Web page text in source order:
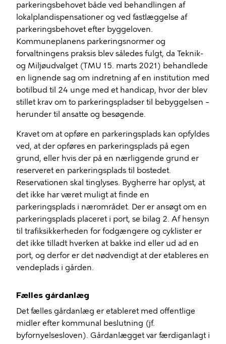
parkeringsbehovet både ved behandlingen af
lokalplandispensationer og ved fastlæggelse af
parkeringsbehovet efter byggeloven.
Kommuneplanens parkeringsnormer og
forvaltningens praksis blev således fulgt, da Teknik-
og Miljøudvalget (TMU 15. marts 2021) behandlede
en lignende sag om indretning af en institution med
botilbud til 24 unge med et handicap, hvor der blev
stillet krav om to parkeringspladser til bebyggelsen –
herunder til ansatte og besøgende.
Kravet om at opføre en parkeringsplads kan opfyldes
ved, at der opføres en parkeringsplads på egen
grund, eller hvis der på en nærliggende grund er
reserveret en parkeringsplads til bostedet.
Reservationen skal tinglyses. Bygherre har oplyst, at
det ikke har været muligt at finde en
parkeringsplads i nærområdet. Der er ansøgt om en
parkeringsplads placereti port, se bilag 2. Af hensyn
til trafiksikkerheden for fodgængere og cyklister er
det ikke tilladt hverken at bakke ind eller ud ad en
port, og derfor er det nødvendigt at der etableres en
vendeplads i gården.
Fælles gårdanlæg
Det fælles gårdanlæg er etableret med offentlige
midler efter kommunal beslutning (jf.
byfornyelsesloven). Gårdanlægget var færdiganlagt i